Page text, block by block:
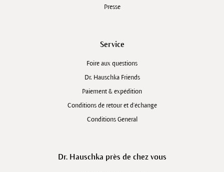
Presse
Service
Foire aux questions
Dr. Hauschka Friends
Paiement & expédition
Conditions de retour et d'échange
Conditions General
Dr. Hauschka près de chez vous